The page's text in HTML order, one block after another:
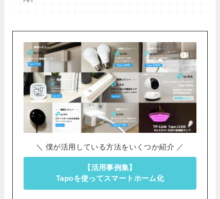
＼ 僕が活用している方法をいくつか紹介 ／
【活用事例集】
Tapoを使ってスマートホーム化